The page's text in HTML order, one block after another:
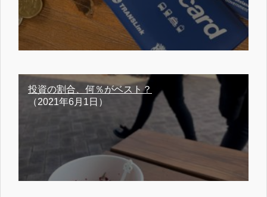
投資の割合、何％がベスト？
（2021年6月1日）